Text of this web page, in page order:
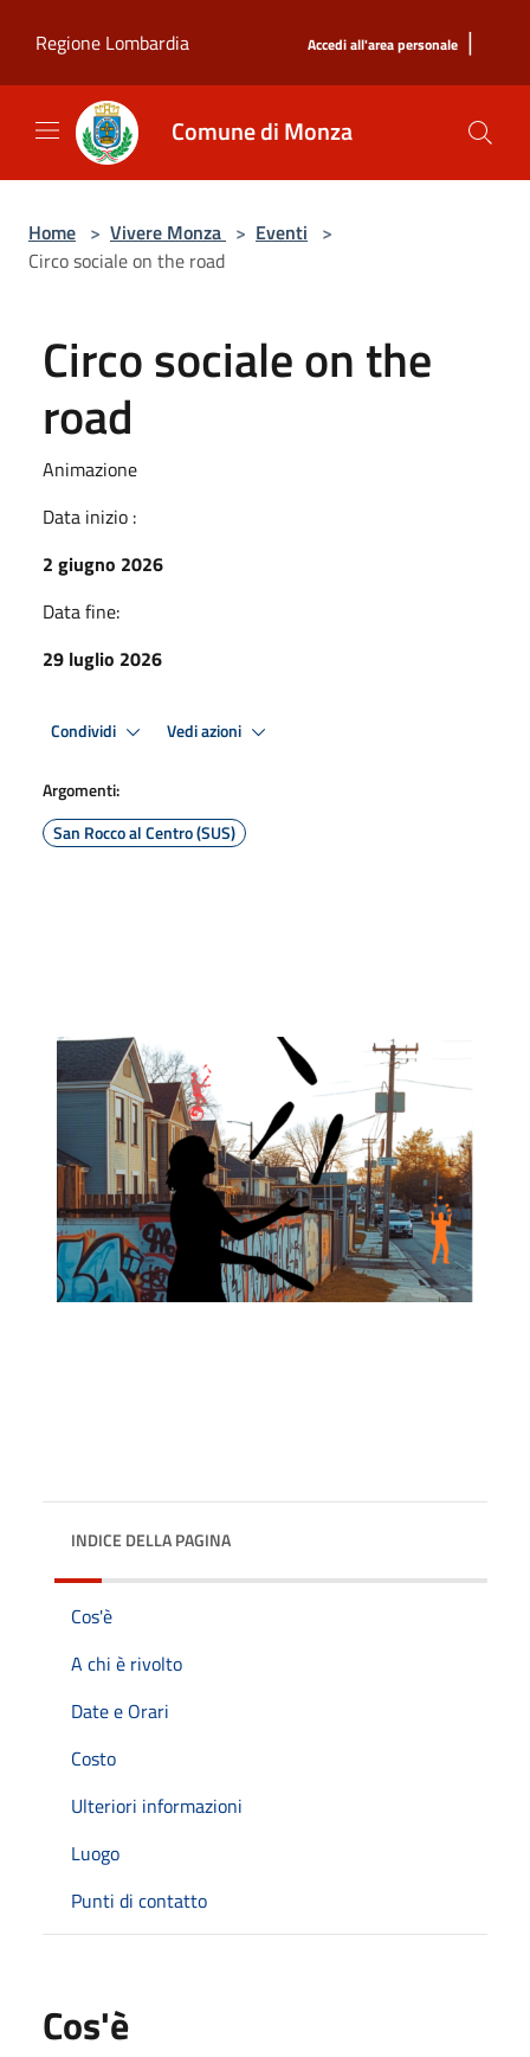
Regione Lombardia
Accedi all'area personale |
Comune di Monza
Home > Vivere Monza > Eventi >
Circo sociale on the road
Circo sociale on the
road
Animazione
Data inizio :
2 giugno 2026
Data fine:
29 luglio 2026
Condividi Vedi azioni
Argomenti:
San Rocco al Centro (SUS)
INDICE DELLA PAGINA
Cos'è
A chi è rivolto
Date e Orari
Costo
Ulteriori informazioni
Luogo
Punti di contatto
Cos'è